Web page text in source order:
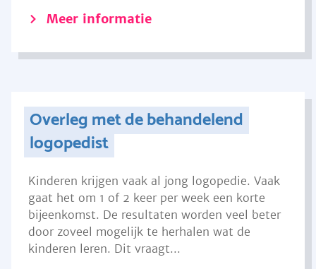
Meer informatie
Overleg met de behandelend
logopedist
Kinderen krijgen vaak al jong logopedie. Vaak
gaat het om 1 of 2 keer per week een korte
bijeenkomst. De resultaten worden veel beter
door zoveel mogelijk te herhalen wat de
kinderen leren. Dit vraagt...